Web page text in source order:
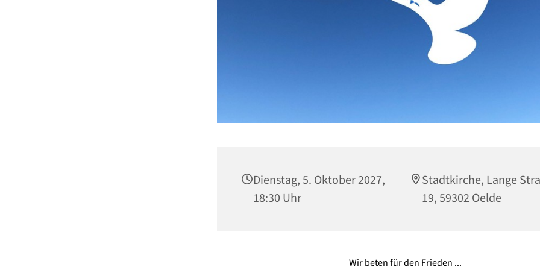
Dienstag, 5. Oktober 2027,
18:30 Uhr
Stadtkirche, Lange
19, 59302 Oelde
Wir beten für den Frieden ...